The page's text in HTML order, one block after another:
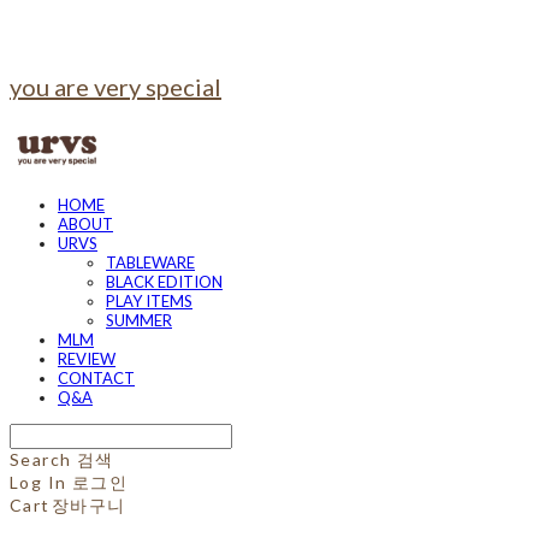
you are very special
HOME
ABOUT
URVS
TABLEWARE
BLACK EDITION
PLAY ITEMS
SUMMER
MLM
REVIEW
CONTACT
Q&A
Search 검색
Log In 로그인
Cart 장바구니